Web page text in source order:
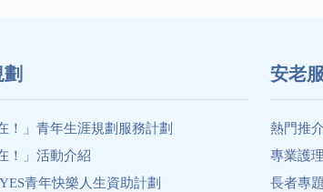
！」青年生涯規劃服務計劃
！」活動介紹
青年快樂人生資助計劃
安老
熱門推
專業護
長者專題